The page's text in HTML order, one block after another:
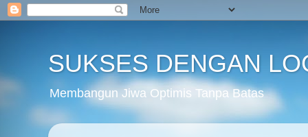
SUKSES DENGAN
Membangun Jiwa Optimis Tanpa Batas